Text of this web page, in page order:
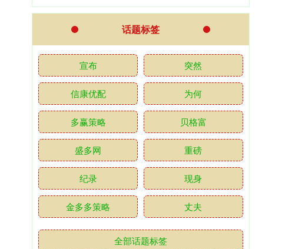
话题标签
宣布 突然
信康优配 为何
多赢策略 贝格富
盛多网 重磅
纪录 现身
金多多策略 丈夫
全部话题标签